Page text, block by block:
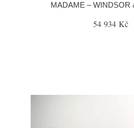
MADAME – WINDSOR
54 934 Kč